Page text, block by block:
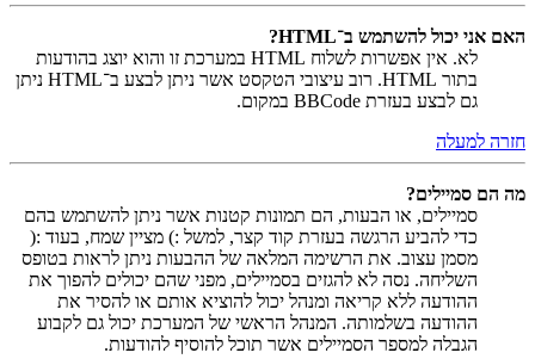
האם אני יכול להשתמש ב־HTML?
לא. אין אפשרות לשלוח HTML במערכת זו והוא יוצג בהודעות
בתור HTML. רוב עיצובי הטקסט אשר ניתן לבצע ב־HTML ניתן
גם לבצע בעזרת BBCode במקום.
חזרה למעלה
מה הם סמיילים?
סמיילים, או הבעות, הם תמונות קטנות אשר ניתן להשתמש בהם
כדי להביע הרגשה בעזרת קוד קצר, למשל :) מציין שמח, בעוד :(
מסמן עצוב. את הרשימה המלאה של ההבעות ניתן לראות בטופס
השליחה. נסה לא להגזים בסמיילים, מפני שהם יכולים להפוך את
ההודעה ללא קריאה ומנהל יכול להוציא אותם או להסיר את
ההודעה בשלמותה. המנהל הראשי של המערכת יכול גם לקבוע
הגבלה למספר הסמיילים אשר תוכל להוסיף להודעות.